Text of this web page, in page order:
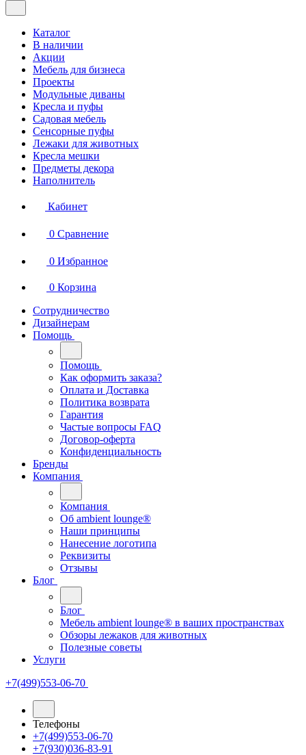
Каталог
В наличии
Акции
Мебель для бизнеса
Проекты
Модульные диваны
Кресла и пуфы
Садовая мебель
Сенсорные пуфы
Лежаки для животных
Кресла мешки
Предметы декора
Наполнитель
Кабинет
0 Сравнение
0 Избранное
0 Корзина
Сотрудничество
Дизайнерам
Помощь
Помощь
Как оформить заказа?
Оплата и Доставка
Политика возврата
Гарантия
Частые вопросы FAQ
Договор-оферта
Конфиденциальность
Бренды
Компания
Компания
Oб ambient lounge®
Наши принципы
Нанесение логотипа
Реквизиты
Отзывы
Блог
Блог
Мебель ambient lounge® в ваших пространствах
Обзоры лежаков для животных
Полезные советы
Услуги
+7(499)553-06-70
Телефоны
+7(499)553-06-70
+7(930)036-83-91